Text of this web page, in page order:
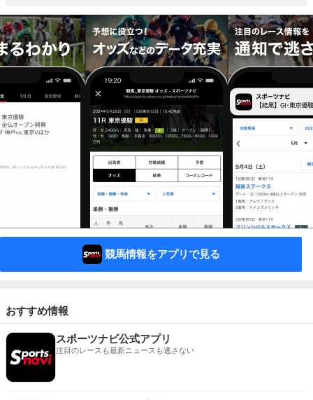
競馬情報をアプリで見る
おすすめ情報
スポーツナビ公式アプリ
注目のレースも最新ニュースも逃さない